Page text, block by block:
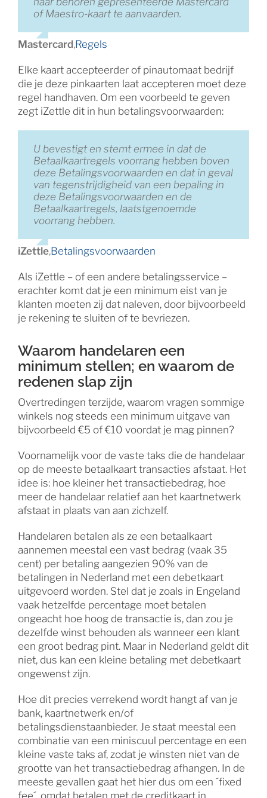
of Maestro-kaart te aanvaarden.
Mastercard,Regels
Elke kaart accepteerder of pinautomaat bedrijf
die je deze pinkaarten laat accepteren moet deze
regel handhaven. Om een voorbeeld te geven
zegt iZettle dit in hun betalingsvoorwaarden:
U bevestigt en stemt ermee in dat de
Betaalkaartregels voorrang hebben boven
deze Betalingsvoorwaarden en dat in geval
van tegenstrijdigheid van een bepaling in
deze Betalingsvoorwaarden en de
Betaalkaartregels, laatstgenoemde
voorrang hebben.
iZettle,Betalingsvoorwaarden
Als iZettle – of een andere betalingsservice –
erachter komt dat je een minimum eist van je
klanten moeten zij dat naleven, door bijvoorbeeld
je rekening te sluiten of te bevriezen.
Waarom handelaren een
minimum stellen; en waarom de
redenen slap zijn
Overtredingen terzijde, waarom vragen sommige
winkels nog steeds een minimum uitgave van
bijvoorbeeld €5 of €10 voordat je mag pinnen?
Voornamelijk voor de vaste taks die de handelaar
op de meeste betaalkaart transacties afstaat. Het
idee is: hoe kleiner het transactiebedrag, hoe
meer de handelaar relatief aan het kaartnetwerk
afstaat in plaats van aan zichzelf.
Handelaren betalen als ze een betaalkaart
aannemen meestal een vast bedrag (vaak 35
cent) per betaling aangezien 90% van de
betalingen in Nederland met een debetkaart
uitgevoerd worden. Stel dat je zoals in Engeland
vaak hetzelfde percentage moet betalen
ongeacht hoe hoog de transactie is, dan zou je
dezelfde winst behouden als wanneer een klant
een groot bedrag pint. Maar in Nederland geldt dit
niet, dus kan een kleine betaling met debetkaart
ongewenst zijn.
Hoe dit precies verrekend wordt hangt af van je
bank, kaartnetwerk en/of
betalingsdienstaanbieder. Je staat meestal een
combinatie van een miniscuul percentage en een
kleine vaste taks af, zodat je winsten niet van de
grootte van het transactiebedrag afhangen. In de
meeste gevallen gaat het hier dus om een ´fixed
fee´, omdat betalen met de creditkaart in